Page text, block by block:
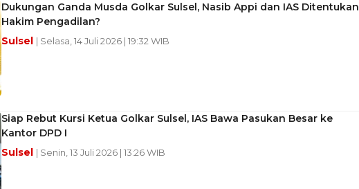
Dukungan Ganda Musda Golkar Sulsel, Nasib Appi dan IAS Ditentukan
Hakim Pengadilan?
Sulsel | Selasa, 14 Juli 2026 | 19:32 WIB
Siap Rebut Kursi Ketua Golkar Sulsel, IAS Bawa Pasukan Besar ke
Kantor DPD I
Sulsel | Senin, 13 Juli 2026 | 13:26 WIB